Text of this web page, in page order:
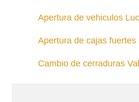
Apertura de vehiculos
Apertura de cajas fuertes
Cambio de cerraduras